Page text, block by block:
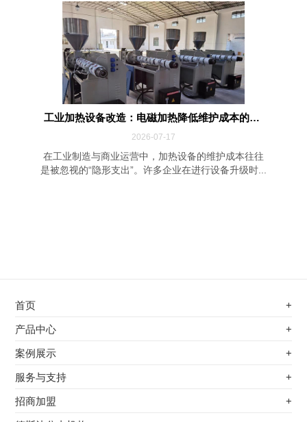
工业加热设备改造：电磁加热降低维护成本的四...
2026-07-17
在工业制造与商业运营中，加热设备的维护成本往往
是被忽视的“隐形支出”。许多企业在进行设备升级时...
首页 +
不锈钢专用电磁加热器
电磁蒸汽发生器
产品中心 +
不锈钢专用电磁加热器
电磁蒸汽发生器
案例展示 +
最新案例
其他应用
服务与支持 +
服务覆盖网络
招商加盟 +